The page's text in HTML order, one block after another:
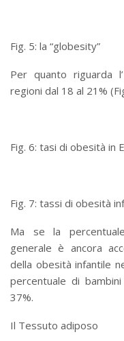
Fig. 5: la “globesity”
Per quanto riguarda
regioni dal 18 al 21%
Fig. 6: tasi di obesità in
Fig. 7: tassi di obesità
Ma se la
generale è ancora
della obesità infantile
percentuale di
37%.
Il Tessuto adiposo